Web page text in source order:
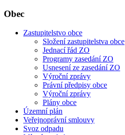
Obec
Zastupitelstvo obce
Složení zastupitelstva obce
Jednací řád ZO
Programy zasedání ZO
Usnesení ze zasedání ZO
Výroční zprávy
Právní předpisy obce
Výroční zprávy
Plány obce
Územní plán
Veřejnoprávní smlouvy
Svoz odpadu